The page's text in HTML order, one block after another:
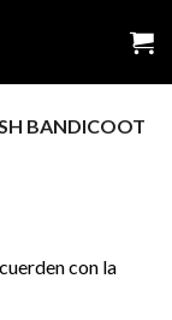
BANDICOOT
con la